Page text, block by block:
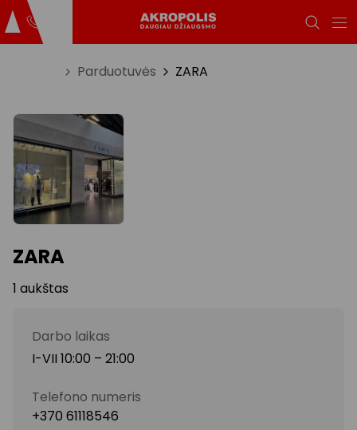
Parduotuvės ZARA
ZARA
1 aukštas
Darbo laikas
I-VII 10:00 – 21:00
Telefono numeris
+370 61118546